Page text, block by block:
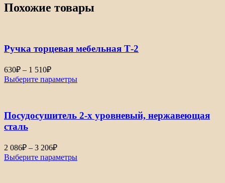
Похожие товары
Ручка торцевая мебельная Т-2
630₽ – 1 510₽Диапазон
цен:
510₽
Выберите параметры
Посудосушитель 2-х уровневый, нержавеющая
сталь
2 086₽ – 3 206₽Диапазон
цен:
2
Выберите параметры